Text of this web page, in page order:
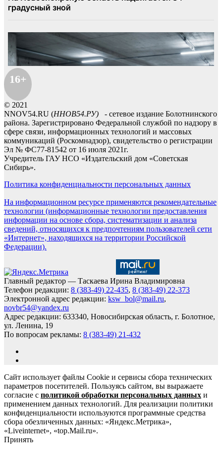
16+
© 2021
NNOV54.RU (ННОВ54.РУ) - сетевое издание Болотнинского
района. Зарегистрировано Федеральной службой по надзору в
сфере связи, информационных технологий и массовых
коммуникаций (Роскомнадзор), свидетельство о регистрации
Эл № ФС77-81542 от 16 июля 2021г.
Учредитель ГАУ НСО «Издательский дом «Советская
Сибирь».
Политика конфиденциальности персональных данных
На информационном ресурсе применяются рекомендательные
технологии (информационные технологии предоставления
информации на основе сбора, систематизации и анализа
сведений, относящихся к предпочтениям пользователей сети
«Интернет», находящихся на территории Российской
Федерации).
Главный редактор — Таскаева Ирина Владимировна
Телефон редакции: 8 (383-49) 22-435, 8 (383-49) 22-373
Электронной адрес редакции: ksw_bol@mail.ru,
novbr54@yandex.ru
Адрес редакции: 633340, Новосибирская область, г. Болотное,
ул. Ленина, 19
По вопросам рекламы: 8 (383-49) 21-432
Сайт использует файлы Cookie и сервисы сбора технических
параметров посетителей. Пользуясь сайтом, вы выражаете
согласие с политикой обработки персональных данных и
применением данных технологий. Для реализации политики
конфиденциальности используются программные средства
сбора обезличенных данных: «Яндекс.Метрика»,
«Liveinternet», «top.Mail.ru».
Принять